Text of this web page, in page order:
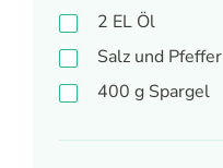
2 EL Öl
Salz und Pfeffer
400 g Spargel